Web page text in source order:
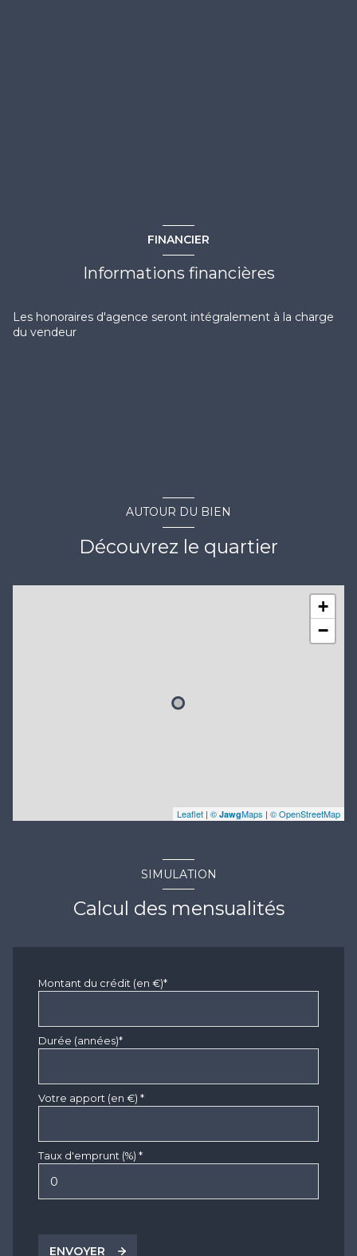
FINANCIER
Informations financières
Les honoraires d'agence seront intégralement à la charge
du vendeur
AUTOUR DU BIEN
Découvrez le quartier
+
−
Leaflet | © JawgMaps | © OpenStreetMap
SIMULATION
Calcul des mensualités
Montant du crédit (en €)*
Durée (années)*
Votre apport (en €) *
Taux d'emprunt (%) *
ENVOYER